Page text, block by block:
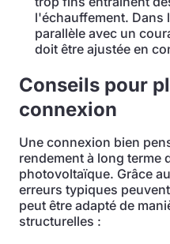
l'échauffement. Dans
parallèle avec un
doit être ajustée en
Conseils pour
connexion
Une connexion bien
rendement à long terme
photovoltaïque. Grâce
erreurs typiques
peut être adapté de
structurelles :